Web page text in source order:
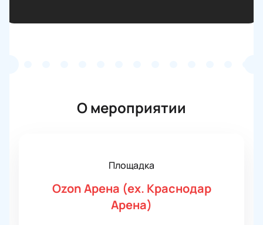
О мероприятии
Площадка
Ozon Арена (ex. Краснодар
Арена)